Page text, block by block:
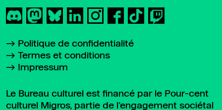
Politique de confidentialité
Termes et conditions
Impressum
Le Bureau culturel est financé par le Pour-cent
culturel Migros, partie de l’engagement sociétal